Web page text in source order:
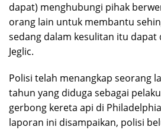
dapat) menghubungi pihak
orang lain untuk membantu
sedang dalam kesulitan itu dapat
Jeglic.
Polisi telah menangkap seorang
tahun yang diduga sebagai
gerbong kereta api di
laporan ini disampaikan, polisi